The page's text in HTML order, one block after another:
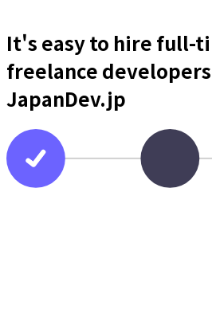
It's easy to hire full-
freelance developers
JapanDev.jp